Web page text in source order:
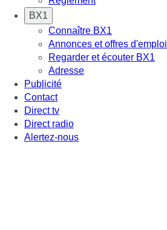
BX1
Connaître BX1
Annonces et offres d'emploi
Regarder et écouter BX1
Adresse
Publicité
Contact
Direct tv
Direct radio
Alertez-nous